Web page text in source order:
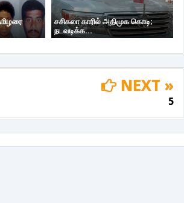
சசிகலா காரில் அதிமுக கொடி;
நடவடிக்க...
NEXT »
5